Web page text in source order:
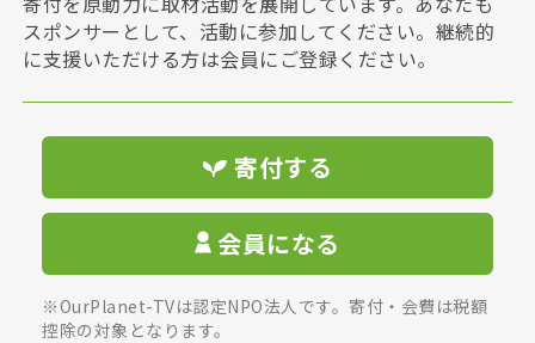
スポンサーとして、活動に参加してください。継続的
に支援いただける方は会員にご登録ください。
寄付する
会員になる
※OurPlanet-TVは認定NPO法人です。寄付・会費は税額
控除の対象となります。